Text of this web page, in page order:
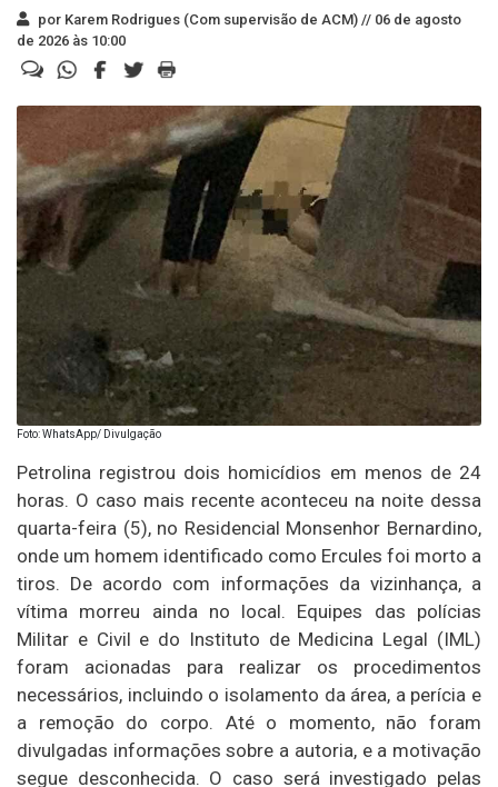
por Karem Rodrigues (Com supervisão de ACM) // 06 de agosto
de 2026 às 10:00
Foto: WhatsApp/ Divulgação
Petrolina registrou dois homicídios em menos de 24
horas. O caso mais recente aconteceu na noite dessa
quarta-feira (5), no Residencial Monsenhor Bernardino,
onde um homem identificado como Ercules foi morto a
tiros. De acordo com informações da vizinhança, a
vítima morreu ainda no local. Equipes das polícias
Militar e Civil e do Instituto de Medicina Legal (IML)
foram acionadas para realizar os procedimentos
necessários, incluindo o isolamento da área, a perícia e
a remoção do corpo. Até o momento, não foram
divulgadas informações sobre a autoria, e a motivação
segue desconhecida. O caso será investigado pelas